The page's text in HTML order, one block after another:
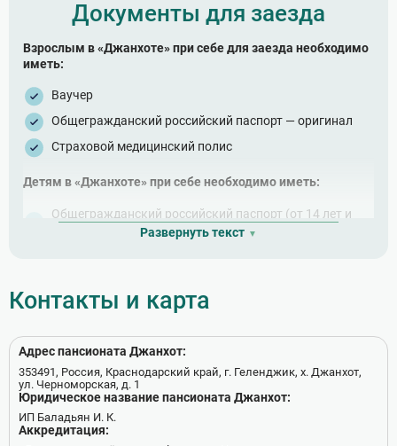
Документы для заезда
Взрослым в «Джанхоте» при себе для заезда необходимо
иметь:
Ваучер
Общегражданский российский паспорт — оригинал
Страховой медицинский полис
Детям в «Джанхоте» при себе необходимо иметь:
Общегражданский российский паспорт (от 14 лет и
старше) — оригинал
сопровождающих лиц (от 14 лет и старше)
третьих лиц (не родителей, законных опекунов)
Страховой медицинский полис
Развернуть текст
Контакты и карта
Адрес пансионата Джанхот:
353491, Россия, Краснодарский край, г. Геленджик, х. Джанхот,
ул. Черноморская, д. 1
Юридическое название пансионата Джанхот:
ИП Баладьян И. К.
Аккредитация: